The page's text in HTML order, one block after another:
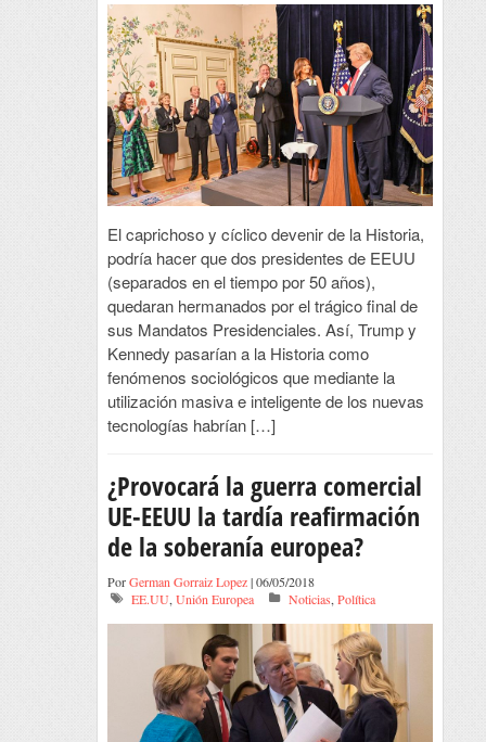
El caprichoso y cíclico devenir de la Historia,
podría hacer que dos presidentes de EEUU
(separados en el tiempo por 50 años),
quedaran hermanados por el trágico final de
sus Mandatos Presidenciales. Así, Trump y
Kennedy pasarían a la Historia como
fenómenos sociológicos que mediante la
utilización masiva e inteligente de los nuevas
tecnologías habrían […]
¿Provocará la guerra comercial
UE-EEUU la tardía reafirmación
de la soberanía europea?
PorGerman Gorraiz Lopez| 06/05/2018
EE.UU, Unión Europea Noticias, Política